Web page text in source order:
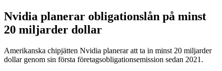
Nvidia planerar obligationslån på minst
20 miljarder dollar
Amerikanska chipjätten Nvidia planerar att ta in minst 20 miljarder
dollar genom sin första företagsobligationsemission sedan 2021.